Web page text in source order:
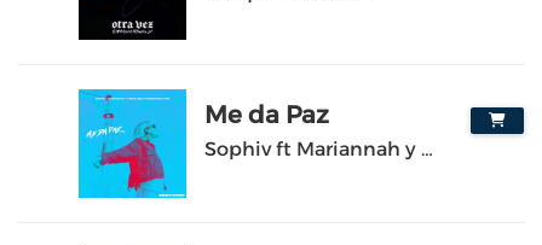
Me da Paz
Sophiv ft Mariannah y Diego y Belu Rodríguez